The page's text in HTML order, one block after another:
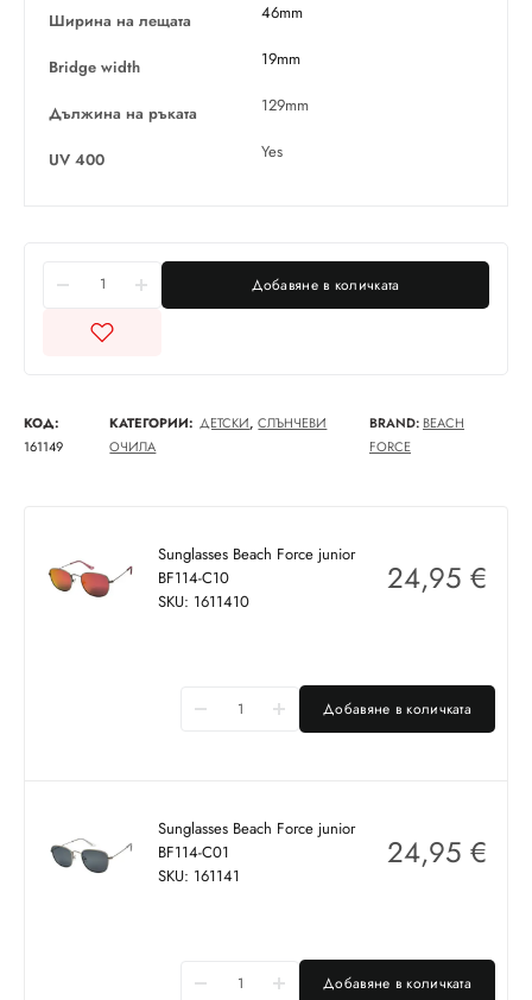
Ширина на лещата 46mm
Bridge width 19mm
Дължина на ръката 129mm
UV 400 Yes
Добавяне в количката
КОД:
161149
КАТЕГОРИИ: ДЕТСКИ,СЛЪНЧЕВИ
ОЧИЛА
BRAND: BEACH
FORCE
Sunglasses Beach Force junior
BF114-C10
SKU: 1611410
24,95 €
Добавяне в количката
Sunglasses Beach Force junior
BF114-C01
SKU: 161141
24,95 €
Добавяне в количката